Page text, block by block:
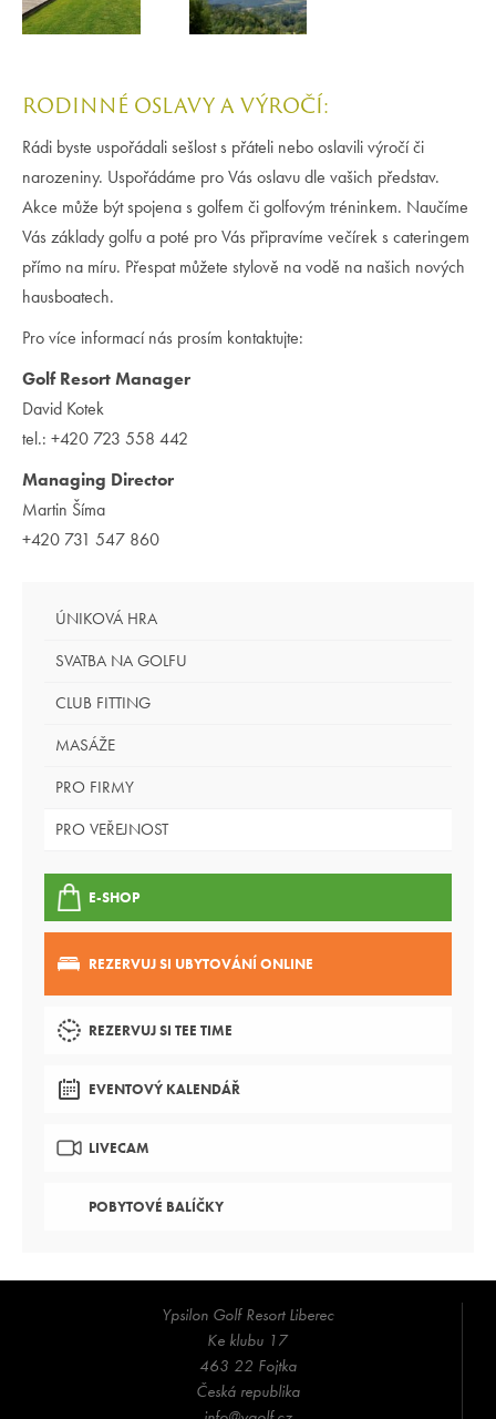
RODINNÉ OSLAVY A VÝROČÍ:
Rádi byste uspořádali sešlost s přáteli nebo oslavili výročí či
narozeniny. Uspořádáme pro Vás oslavu dle vašich představ.
Akce může být spojena s golfem či golfovým tréninkem. Naučíme
Vás základy golfu a poté pro Vás připravíme večírek s cateringem
přímo na míru. Přespat můžete stylově na vodě na našich nových
hausboatech.
Pro více informací nás prosím kontaktujte:
Golf Resort Manager
David Kotek
tel.: +420 723 558 442
Managing Director
Martin Šíma
+420 731 547 860
ÚNIKOVÁ HRA
SVATBA NA GOLFU
CLUB FITTING
MASÁŽE
PRO FIRMY
PRO VEŘEJNOST
E-SHOP
REZERVUJ SI UBYTOVÁNÍ ONLINE
REZERVUJ SI TEE TIME
EVENTOVÝ KALENDÁŘ
LIVECAM
POBYTOVÉ BALÍČKY
Ypsilon Golf Resort Liberec
Ke klubu 17
463 22 Fojtka
Česká republika